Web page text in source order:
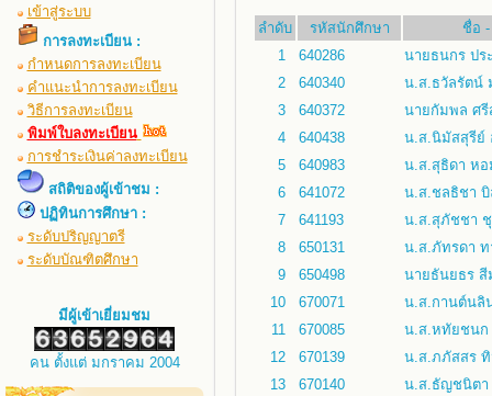
เข้าสู่ระบบ
การลงทะเบียน :
กำหนดการลงทะเบียน
คำแนะนำการลงทะเบียน
วิธีการลงทะเบียน
พิมพ์ใบลงทะเบียน
การชำระเงินค่าลงทะเบียน
สถิติของผู้เข้าชม :
ปฏิทินการศึกษา :
ระดับปริญญาตรี
ระดับบัณฑิตศึกษา
มีผู้เข้าเยี่ยมชม
คน ตั้งแต่ มกราคม 2004
ลำดับ รหัสนักศึกษา
ชื่อ
1
640286
นายธนกร ปร
2
640340
น.ส.ธวัลรัตน์
3
640372
นายกัมพล ศรี
4
640438
น.ส.นิมัสสุรีย์
5
640983
น.ส.สุธิดา ห
6
641072
น.ส.ชลธิชา บิ
7
641193
น.ส.สุภัชชา
8
650131
น.ส.ภัทรดา ท
9
650498
นายธันยธร สี
10
670071
น.ส.กานต์นลิ
11
670085
น.ส.หทัยชนก
12
670139
น.ส.ภภัสสร
13
670140
น.ส.ธัญชนิตา